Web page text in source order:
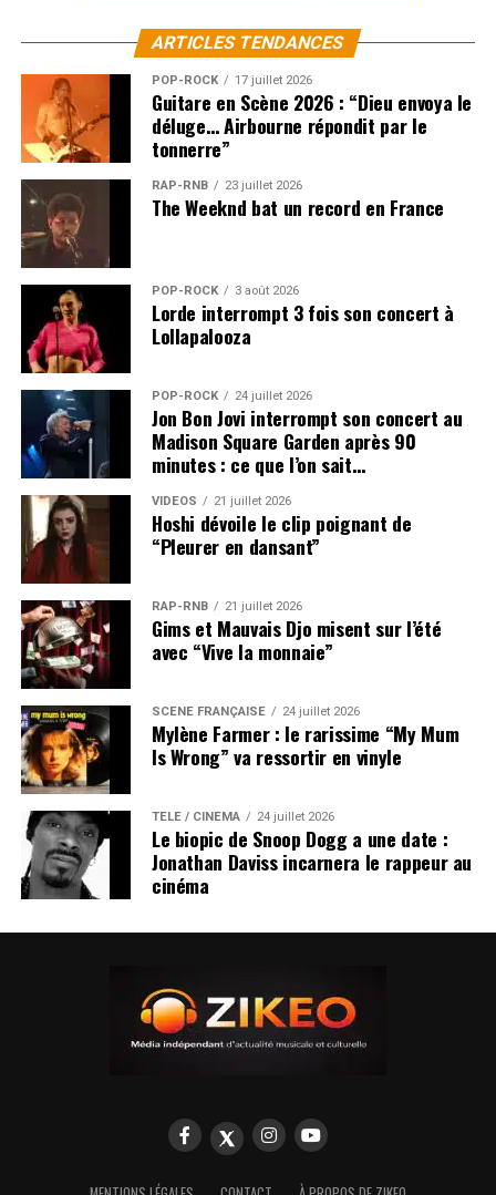
ARTICLES TENDANCES
POP-ROCK 17 juillet 2026
Guitare en Scène 2026 : “Dieu envoya le
déluge… Airbourne répondit par le
tonnerre”
RAP-RNB 23 juillet 2026
The Weeknd bat un record en France
POP-ROCK 3 août 2026
Lorde interrompt 3 fois son concert à
Lollapalooza
POP-ROCK 24 juillet 2026
Jon Bon Jovi interrompt son concert au
Madison Square Garden après 90
minutes : ce que l’on sait…
VIDEOS 21 juillet 2026
Hoshi dévoile le clip poignant de
“Pleurer en dansant”
RAP-RNB 21 juillet 2026
Gims et Mauvais Djo misent sur l’été
avec “Vive la monnaie”
SCÈNE FRANÇAISE 24 juillet 2026
Mylène Farmer : le rarissime “My Mum
Is Wrong” va ressortir en vinyle
TÉLÉ / CINÉMA 24 juillet 2026
Le biopic de Snoop Dogg a une date :
Jonathan Daviss incarnera le rappeur au
cinéma